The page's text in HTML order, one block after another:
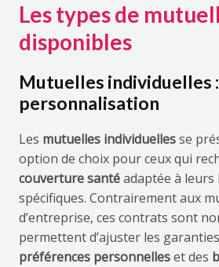
Les types de
disponibles
Mutuelles individuelles
personnalisation
Les mutuelles individuellesse
option de choix pour ceux qui
couverture santéadaptée à leurs
spécifiques. Contrairement aux
d’entreprise, ces contrats sont
permettent d’ajuster les
préférences personnelleset des